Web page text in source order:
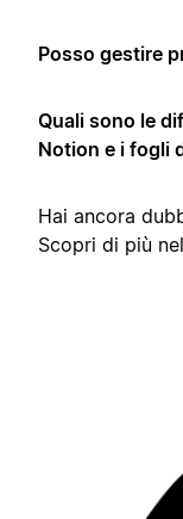
Posso gestire
Quali sono le
Notion e i fogli
Hai ancora
Scopri di più